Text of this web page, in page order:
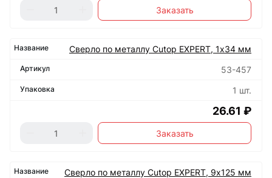
Заказать
Сверло по металлу Cutop EXPERT, 1х34 мм
53-457
1 шт.
26.61 ₽
Заказать
Сверло по металлу Cutop EXPERT, 9х125 мм